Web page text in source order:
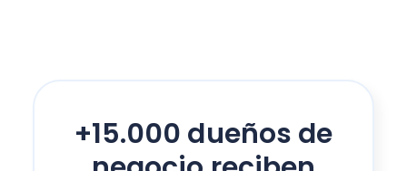
+15.000 dueños de